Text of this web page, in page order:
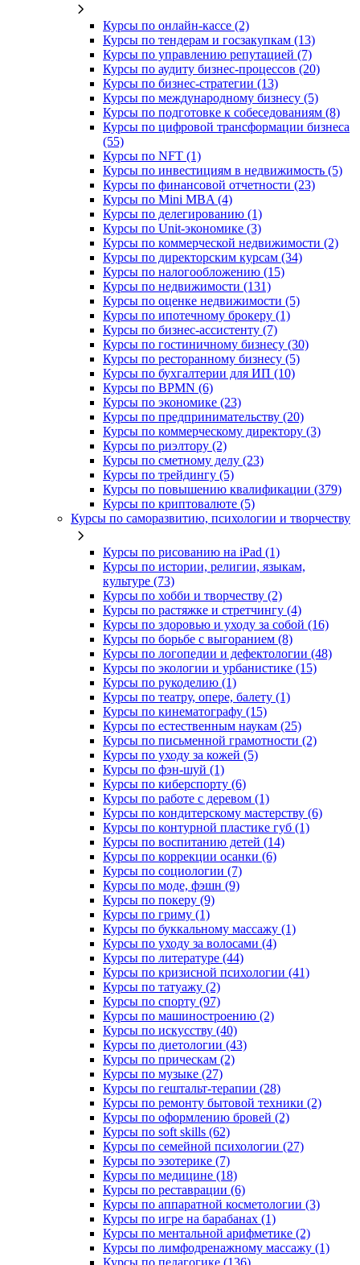
Курсы по онлайн-кассе (2)
Курсы по тендерам и госзакупкам (13)
Курсы по управлению репутацией (7)
Курсы по аудиту бизнес-процессов (20)
Курсы по бизнес-стратегии (13)
Курсы по международному бизнесу (5)
Курсы по подготовке к собеседованиям (8)
Курсы по цифровой трансформации бизнеса
(55)
Курсы по NFT (1)
Курсы по инвестициям в недвижимость (5)
Курсы по финансовой отчетности (23)
Курсы по Mini MBA (4)
Курсы по делегированию (1)
Курсы по Unit-экономике (3)
Курсы по коммерческой недвижимости (2)
Курсы по директорским курсам (34)
Курсы по налогообложению (15)
Курсы по недвижимости (131)
Курсы по оценке недвижимости (5)
Курсы по ипотечному брокеру (1)
Курсы по бизнес-ассистенту (7)
Курсы по гостиничному бизнесу (30)
Курсы по ресторанному бизнесу (5)
Курсы по бухгалтерии для ИП (10)
Курсы по BPMN (6)
Курсы по экономике (23)
Курсы по предпринимательству (20)
Курсы по коммерческому директору (3)
Курсы по риэлтору (2)
Курсы по сметному делу (23)
Курсы по трейдингу (5)
Курсы по повышению квалификации (379)
Курсы по криптовалюте (5)
Курсы по саморазвитию, психологии и творчеству
Курсы по рисованию на iPad (1)
Курсы по истории, религии, языкам,
культуре (73)
Курсы по хобби и творчеству (2)
Курсы по растяжке и стретчингу (4)
Курсы по здоровью и уходу за собой (16)
Курсы по борьбе с выгоранием (8)
Курсы по логопедии и дефектологии (48)
Курсы по экологии и урбанистике (15)
Курсы по рукоделию (1)
Курсы по театру, опере, балету (1)
Курсы по кинематографу (15)
Курсы по естественным наукам (25)
Курсы по письменной грамотности (2)
Курсы по уходу за кожей (5)
Курсы по фэн-шуй (1)
Курсы по киберспорту (6)
Курсы по работе с деревом (1)
Курсы по кондитерскому мастерству (6)
Курсы по контурной пластике губ (1)
Курсы по воспитанию детей (14)
Курсы по коррекции осанки (6)
Курсы по социологии (7)
Курсы по моде, фэшн (9)
Курсы по покеру (9)
Курсы по гриму (1)
Курсы по буккальному массажу (1)
Курсы по уходу за волосами (4)
Курсы по литературе (44)
Курсы по кризисной психологии (41)
Курсы по татуажу (2)
Курсы по спорту (97)
Курсы по машиностроению (2)
Курсы по искусству (40)
Курсы по диетологии (43)
Курсы по прическам (2)
Курсы по музыке (27)
Курсы по гештальт-терапии (28)
Курсы по ремонту бытовой техники (2)
Курсы по оформлению бровей (2)
Курсы по soft skills (62)
Курсы по семейной психологии (27)
Курсы по эзотерике (7)
Курсы по медицине (18)
Курсы по реставрации (6)
Курсы по аппаратной косметологии (3)
Курсы по игре на барабанах (1)
Курсы по ментальной арифметике (2)
Курсы по лимфодренажному массажу (1)